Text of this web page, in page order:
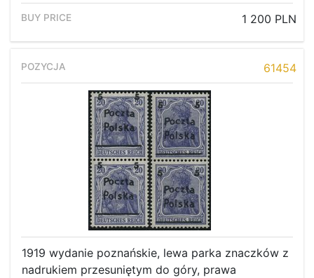
1 200 PLN
61454
1919 wydanie poznańskie, lewa parka znaczków z
nadrukiem przesuniętym do góry, prawa